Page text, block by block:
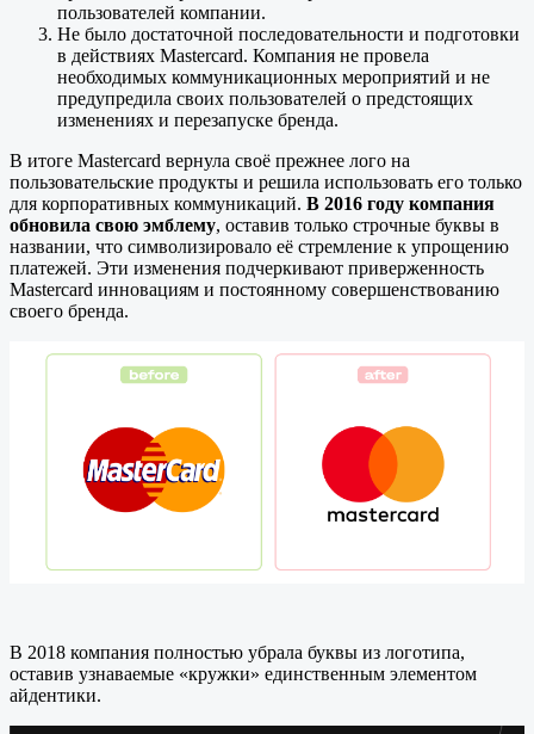
пользователей компании.
Не было достаточной последовательности и подготовки
в действиях Mastercard. Компания не провела
необходимых коммуникационных мероприятий и не
предупредила своих пользователей о предстоящих
изменениях и перезапуске бренда.
В итоге Mastercard вернула своё прежнее лого на
пользовательские продукты и решила использовать его только
для корпоративных коммуникаций. В 2016 году компания
обновила свою эмблему, оставив только строчные буквы в
названии, что символизировало её стремление к упрощению
платежей. Эти изменения подчеркивают приверженность
Mastercard инновациям и постоянному совершенствованию
своего бренда.
В 2018 компания полностью убрала буквы из логотипа,
оставив узнаваемые «кружки» единственным элементом
айдентики.